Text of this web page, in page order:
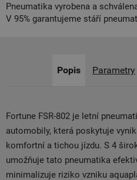
Pneumatika vyrobena a
V 95% garantujeme stáří
Popis Parametry
Fortune FSR-802 je letní
automobily, která poskytuje
komfortní a tichou jízdu. S 4
umožňuje tato pneumatika
minimalizuje riziko vzniku